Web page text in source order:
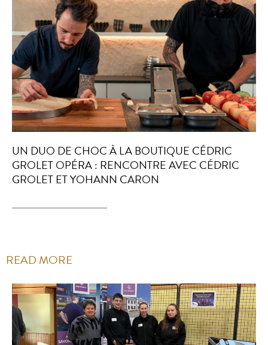
UN DUO DE CHOC À LA BOUTIQUE CÉDRIC
GROLET OPÉRA : RENCONTRE AVEC CÉDRIC
GROLET ET YOHANN CARON
READ MORE